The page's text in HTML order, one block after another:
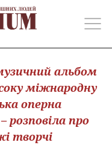
альбом
міжнародну
оперна
розповіла про
творчі